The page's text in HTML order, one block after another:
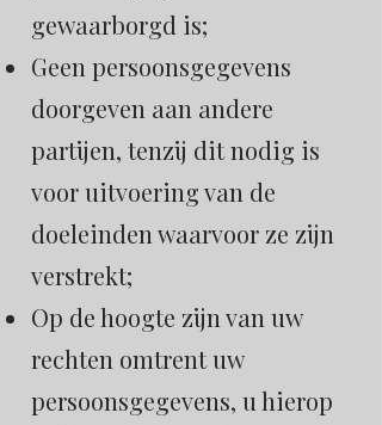
gewaarborgd is;
Geen persoonsgegevens
doorgeven aan andere
partijen, tenzij dit nodig is
voor uitvoering van de
doeleinden waarvoor ze zijn
verstrekt;
Op de hoogte zijn van uw
rechten omtrent uw
persoonsgegevens, u hierop